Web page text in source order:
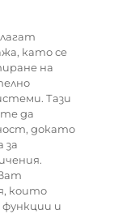
като се
на
Тази
да
докато
за
които
и